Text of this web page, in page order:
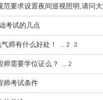
范要求设置夜间巡视照明,请问
考试的几点
师有什么好处！ ... 2 3
师需要学位证么？ ... 2
师考试条件